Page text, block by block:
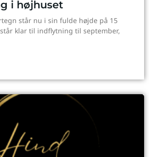
i højhuset
står nu i sin fulde højde på 15
klar til indflytning til september,